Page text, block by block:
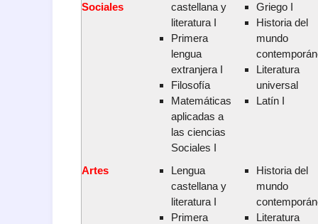
Sociales
castellana y
literatura I
Primera
lengua
extranjera I
Filosofía
Matemáticas
aplicadas a
las ciencias
Sociales I
Griego I
Historia del
mundo
Literatura
universal
Latín I
Artes
Lengua
castellana y
literatura I
Primera
Historia del
mundo
Literatura